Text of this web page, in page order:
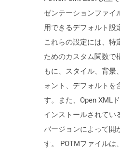
ゼンテーションファイ
用できるデフォルト設
これらの設定には、特
ためのカスタム関数で
もに、スタイル、背景
ォント、デフォルトを
す。また、Open XML
インストールされてい
バージョンによって開
す。 POTMファイルは